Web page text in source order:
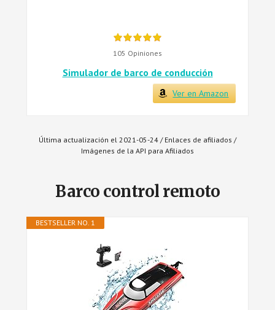
105 Opiniones
Simulador de barco de conducción
Ver en Amazon
Última actualización el 2021-05-24 / Enlaces de afiliados /
Imágenes de la API para Afiliados
Barco control remoto
BESTSELLER NO. 1